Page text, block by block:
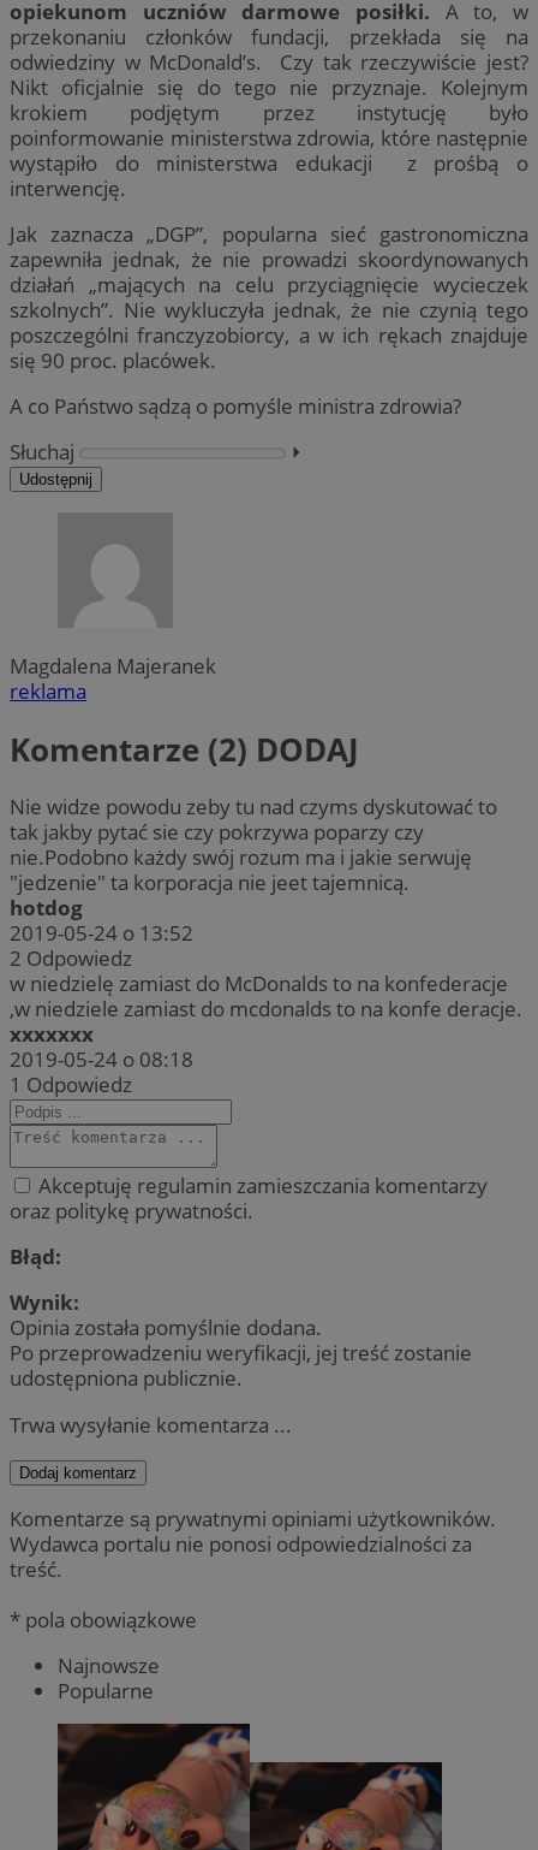
opiekunom uczniów darmowe posiłki. A to, w
przekonaniu członków fundacji, przekłada się na
odwiedziny w McDonald’s. Czy tak rzeczywiście jest?
Nikt oficjalnie się do tego nie przyznaje. Kolejnym
krokiem podjętym przez instytucję było
poinformowanie ministerstwa zdrowia, które następnie
wystąpiło do ministerstwa edukacji z prośbą o
interwencję.
Jak zaznacza „DGP”, popularna sieć gastronomiczna
zapewniła jednak, że nie prowadzi skoordynowanych
działań „mających na celu przyciągnięcie wycieczek
szkolnych”. Nie wykluczyła jednak, że nie czynią tego
poszczególni franczyzobiorcy, a w ich rękach znajduje
się 90 proc. placówek.
A co Państwo sądzą o pomyśle ministra zdrowia?
Słuchaj
⏵︎
Udostępnij
Magdalena Majeranek
reklama
Komentarze (2) DODAJ
Nie widze powodu zeby tu nad czyms dyskutować to
tak jakby pytać sie czy pokrzywa poparzy czy
nie.Podobno każdy swój rozum ma i jakie serwuję
"jedzenie" ta korporacja nie jeet tajemnicą.
hotdog
2019-05-24 o 13:52
2 Odpowiedz
w niedzielę zamiast do McDonalds to na konfederacje
,w niedziele zamiast do mcdonalds to na konfe deracje.
xxxxxxx
2019-05-24 o 08:18
1 Odpowiedz
Akceptuję regulamin zamieszczania komentarzy
oraz politykę prywatności.
Błąd:
Wynik:
Opinia została pomyślnie dodana.
Po przeprowadzeniu weryfikacji, jej treść zostanie
udostępniona publicznie.
Trwa wysyłanie komentarza ...
Dodaj komentarz
Komentarze są prywatnymi opiniami użytkowników.
Wydawca portalu nie ponosi odpowiedzialności za
treść.
* pola obowiązkowe
Najnowsze
Popularne